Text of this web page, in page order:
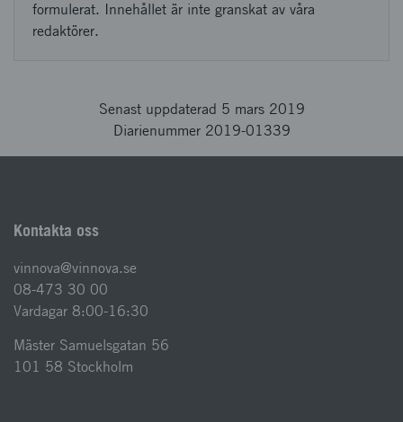
formulerat. Innehållet är inte granskat av våra
redaktörer.
Senast uppdaterad 5 mars 2019
Diarienummer 2019-01339
Kontakta oss
vinnova@vinnova.se
08-473 30 00
Vardagar 8:00-16:30
Mäster Samuelsgatan 56
101 58 Stockholm